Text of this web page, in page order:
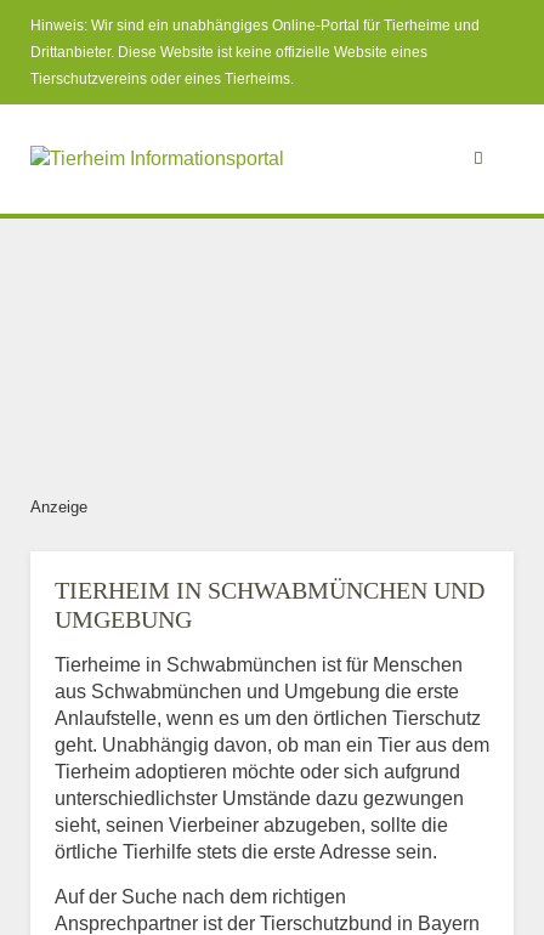
Hinweis: Wir sind ein unabhängiges Online-Portal für Tierheime und
Drittanbieter. Diese Website ist keine offizielle Website eines
Tierschutzvereins oder eines Tierheims.
Anzeige
TIERHEIM IN SCHWABMÜNCHEN UND
UMGEBUNG
Tierheime in Schwabmünchen ist für Menschen
aus Schwabmünchen und Umgebung die erste
Anlaufstelle, wenn es um den örtlichen Tierschutz
geht. Unabhängig davon, ob man ein Tier aus dem
Tierheim adoptieren möchte oder sich aufgrund
unterschiedlichster Umstände dazu gezwungen
sieht, seinen Vierbeiner abzugeben, sollte die
örtliche Tierhilfe stets die erste Adresse sein.
Auf der Suche nach dem richtigen
Ansprechpartner ist der Tierschutzbund in Bayern